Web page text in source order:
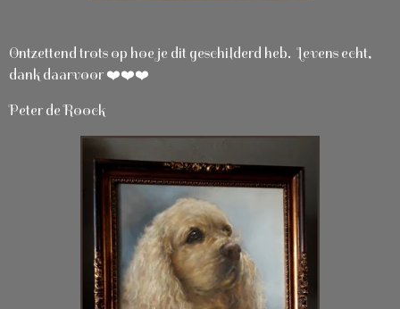
Ontzettend trots op hoe je dit geschilderd heb. Levens echt,
dank daarvoor ❤️❤️❤️
Peter de Roock